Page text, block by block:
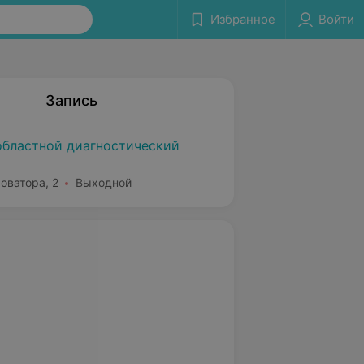
Избранное Войти
Запись
диагностический
2 Выходной